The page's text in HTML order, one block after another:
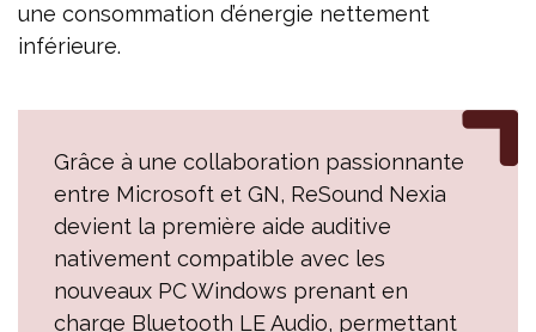
une consommation d’énergie nettement
inférieure.
Grâce à une collaboration passionnante
entre Microsoft et GN, ReSound Nexia
devient la première aide auditive
nativement compatible avec les
nouveaux PC Windows prenant en
charge Bluetooth LE Audio, permettant